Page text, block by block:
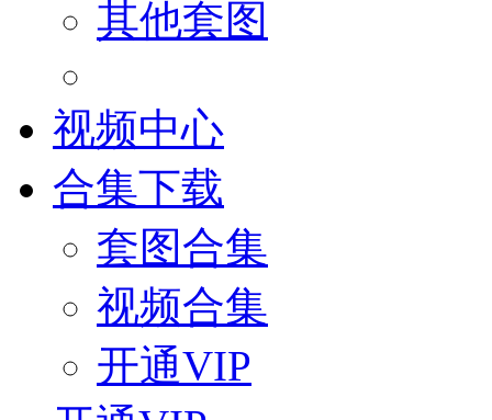
其他套图
视频中心
合集下载
套图合集
视频合集
开通VIP